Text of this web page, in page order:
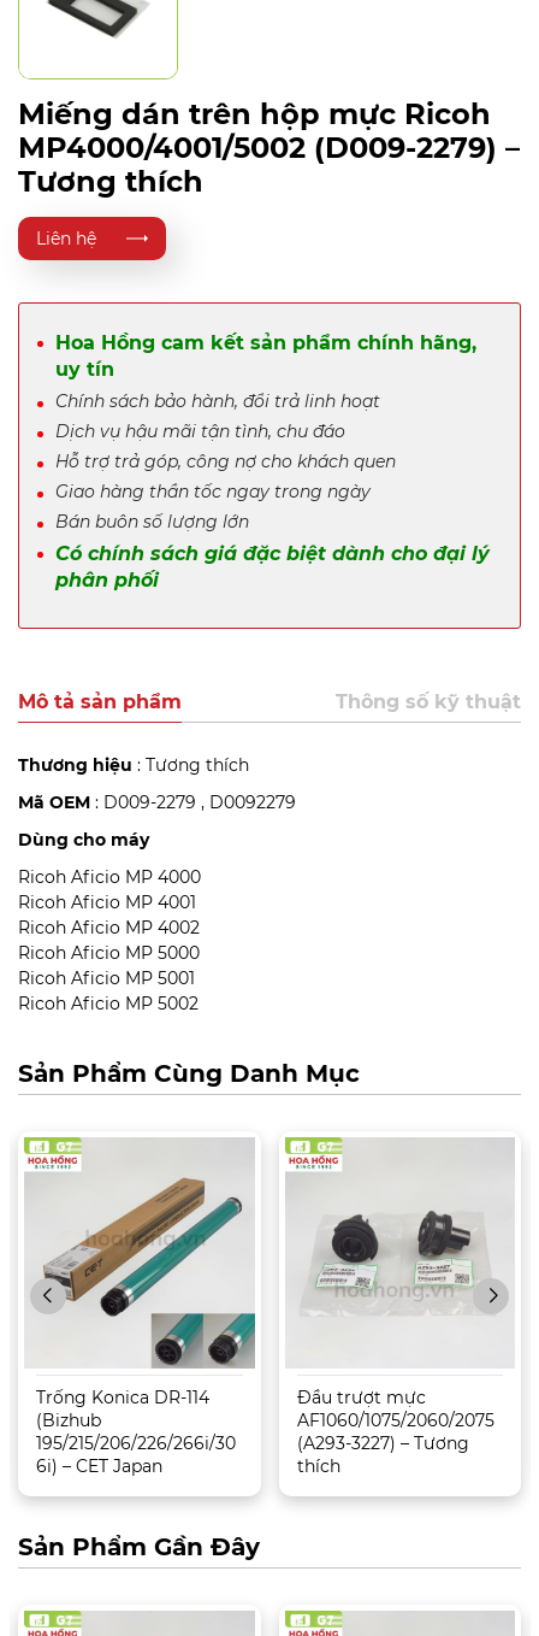
Miếng dán trên hộp mực Ricoh
MP4000/4001/5002 (D009-2279) –
Tương thích
Liên hệ
Hoa Hồng cam kết sản phẩm chính hãng,
uy tín
Chính sách bảo hành, đổi trả linh hoạt
Dịch vụ hậu mãi tận tình, chu đáo
Hỗ trợ trả góp, công nợ cho khách quen
Giao hàng thần tốc ngay trong ngày
Bán buôn số lượng lớn
Có chính sách giá đặc biệt dành cho đại lý
phân phối
Mô tả sản phẩm Thông số kỹ thuật
Thương hiệu : Tương thích
Mã OEM : D009-2279 , D0092279
Dùng cho máy
Ricoh Aficio MP 4000
Ricoh Aficio MP 4001
Ricoh Aficio MP 4002
Ricoh Aficio MP 5000
Ricoh Aficio MP 5001
Ricoh Aficio MP 5002
Sản Phẩm Cùng Danh Mục
Trống Konica DR-114
(Bizhub
195/215/206/226/266i/30
6i) – CET Japan
Đầu trượt mực
AF1060/1075/2060/2075
(A293-3227) – Tương
thích
Sản Phẩm Gần Đây